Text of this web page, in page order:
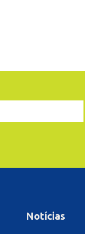
Notícias